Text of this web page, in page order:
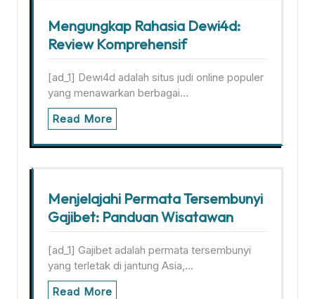
Mengungkap Rahasia Dewi4d:
Review Komprehensif
[ad_1] Dewi4d adalah situs judi online populer
yang menawarkan berbagai…
Read More
Menjelajahi Permata Tersembunyi
Gajibet: Panduan Wisatawan
[ad_1] Gajibet adalah permata tersembunyi
yang terletak di jantung Asia,…
Read More